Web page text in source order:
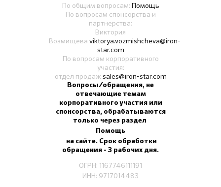
По общим вопросам: Помощь
По вопросам спонсорства и
партнерства:
Виктория
Возмищева viktorya.vozmishcheva@iron-
star.com
По вопросам корпоративного
участия:
отдел продаж sales@iron-star.com
Вопросы/обращения, не
отвечающие темам
корпоративного участия или
спонсорства, обрабатываются
только через раздел
Помощь
на сайте. Срок обработки
обращения - 3 рабочих дня.
ОГРН: 1167746111191
ИНН: 9717014483